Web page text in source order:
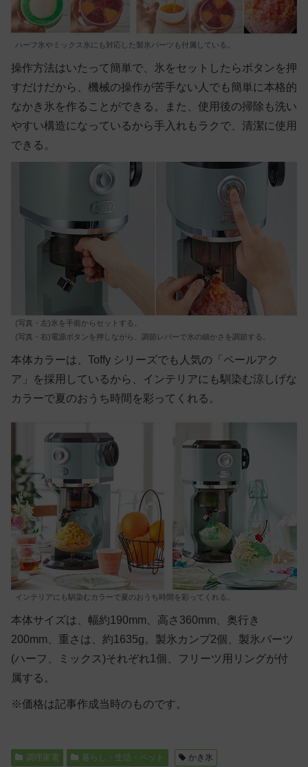
ハーフ氷やミックス氷にも対応した製氷パーツも付属している。
操作方法はいたって簡単で、氷をセットしたらボタンを押
すだけだから、機械の操作が苦手ない人でも簡単に本格的
なかき氷を作ることができる。また、使用後の掃除も洗い
やすい構造になっているから手入れもラクで、清潔に使用
できる。
(写真・左)氷を手前からセットする。
(写真・右)電源ボタンを押しながら、調節レバーで氷の細かさを調節する。
本体カラーは、Toffy シリーズでも人気の「ペールアク
ア」を採用しているから、インテリアにも馴染む涼しげな
カラーで夏のおうち時間を彩ってくれる。
インテリアにも馴染むカラーで夏のおうち時間を彩ってくれる。
本体サイズは、幅約190mm、高さ360mm、奥行き
200mm、重さは、約1635g。製氷カンプ2個、製氷パーツ
(ハーフ、ミックス)それぞれ1個、フリーツ用リングが付
属する。
※価格は記事作成当時のものです。
調理家電 暮らし・生活・ペット かき氷